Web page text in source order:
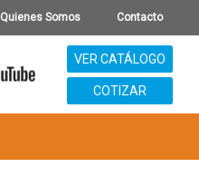
Quienes Somos Contacto
VER CATÁLOGO
COTIZAR